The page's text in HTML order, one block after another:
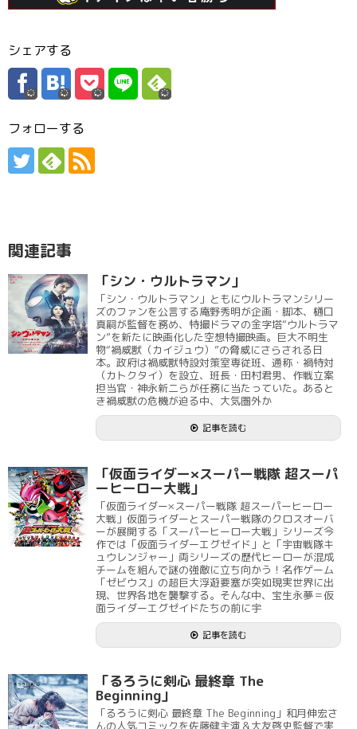
シェアする
フォローする
関連記事
「シン・ウルトラマン」
「シン・ウルトラマン」ともにウルトラマンシリー
ズのファンを公言する庵野秀明が企画・脚本、樋口
真嗣が監督を務め、特撮ドラマの金字塔“ウルトラマ
ン”を新たに映画化した空想特撮映画。巨大不明生
物“禍威獣（カイジュウ）”の脅威にさらされる日
本。政府は禍威獣特設対策室専従班、通称・禍特対
（カトクタイ）を設立、班長・田村君男、作戦立案
担当官・神永新二らが任務に当たっていた。あると
き禍威獣の危機が迫る中、大気圏外か
記事を読む
「仮面ライダー×スーパー戦隊 超スーパ
ーヒーロー大戦」
「仮面ライダー×スーパー戦隊 超スーパーヒーロー
大戦」仮面ライダーとスーパー戦隊のクロスオーバ
ーが展開する「スーパーヒーロー大戦」シリーズ今
作では「仮面ライダーエグゼイド」と「宇宙戦隊キ
ュウレンジャー」両シリーズの歴代ヒーローが混成
チームを組んで謎の強敵に立ち向かう！名作ゲーム
「ゼビウス」の超巨大浮遊要塞が突如現実世界に出
現、世界各地を襲撃する。そんな中、宝生永夢＝仮
面ライダーエグゼイドたちの前に宇
記事を読む
「るろうに剣心 最終章 The
Beginning」
「るろうに剣心 最終章 The Beginning」和月伸宏さ
んの人気コミックを佐藤健主演＆大友啓史監督で実